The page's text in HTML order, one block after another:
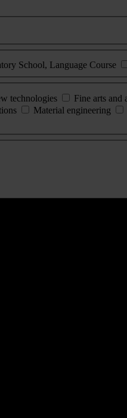
School, Language Course
technologies Fine arts and
Material engineering